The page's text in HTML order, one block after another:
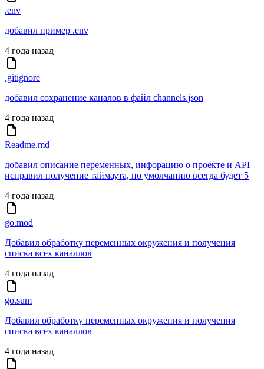
.env
добавил пример .env
4 года назад
.gitignore
добавил сохранение каналов в файл channels.json
4 года назад
Readme.md
добавил описание переменных, инфорацию о проекте и API
исправил получение таймаута, по умолчанию всегда будет 5
4 года назад
go.mod
Добавил обработку переменных окружения и получения
списка всех каналлов
4 года назад
go.sum
Добавил обработку переменных окружения и получения
списка всех каналлов
4 года назад